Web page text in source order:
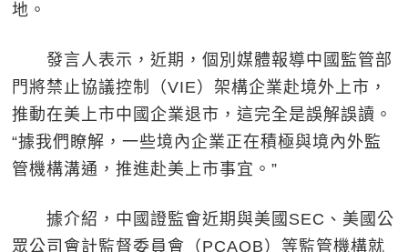
地。
發言人表示，近期，個別媒體報導中國監管部
門將禁止協議控制（VIE）架構企業赴境外上市，
推動在美上市中國企業退市，這完全是誤解誤讀。
“據我們瞭解，一些境內企業正在積極與境內外監
管機構溝通，推進赴美上市事宜。”
據介紹，中國證監會近期與美國SEC、美國公
眾公司會計監督委員會（PCAOB）等監管機構就